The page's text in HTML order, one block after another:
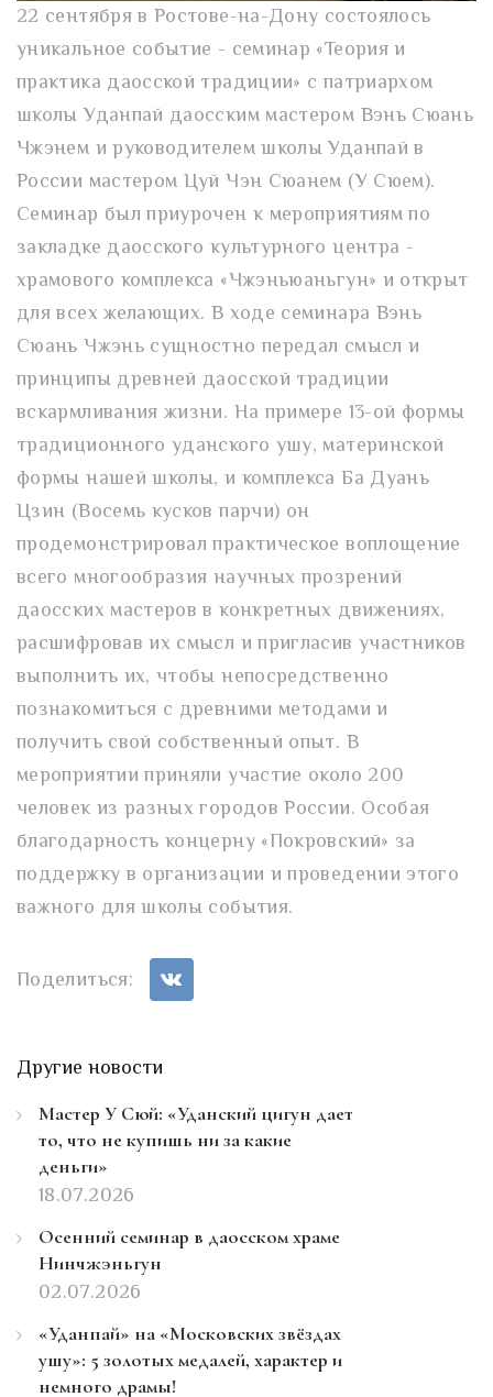
22 сентября в Ростове-на-Дону состоялось
уникальное событие - семинар «Теория и
практика даосской традиции» с патриархом
школы Уданпай даосским мастером Вэнь Сюань
Чжэнем и руководителем школы Уданпай в
России мастером Цуй Чэн Сюанем (У Сюем).
Семинар был приурочен к мероприятиям по
закладке даосского культурного центра -
храмового комплекса «Чжэньюаньгун» и открыт
для всех желающих. В ходе семинара Вэнь
Сюань Чжэнь сущностно передал смысл и
принципы древней даосской традиции
вскармливания жизни. На примере 13-ой формы
традиционного уданского ушу, материнской
формы нашей школы, и комплекса Ба Дуань
Цзин (Восемь кусков парчи) он
продемонстрировал практическое воплощение
всего многообразия научных прозрений
даосских мастеров в конкретных движениях,
расшифровав их смысл и пригласив участников
выполнить их, чтобы непосредственно
познакомиться с древними методами и
получить свой собственный опыт. В
мероприятии приняли участие около 200
человек из разных городов России. Особая
благодарность концерну «Покровский» за
поддержку в организации и проведении этого
важного для школы события.
Поделиться:
Другие новости
Мастер У Сюй: «Уданский цигун дает
то, что не купишь ни за какие
деньги»
18.07.2026
Осенний семинар в даосском храме
Нинчжэньгун
02.07.2026
«Уданпай» на «Московских звёздах
ушу»: 5 золотых медалей, характер и
немного драмы!